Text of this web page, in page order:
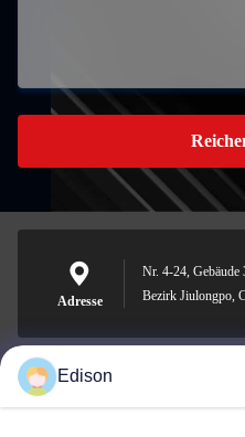
Adresse
Nr. 4-24, Gebäude
Bezirk Jiulongpo,
Edison